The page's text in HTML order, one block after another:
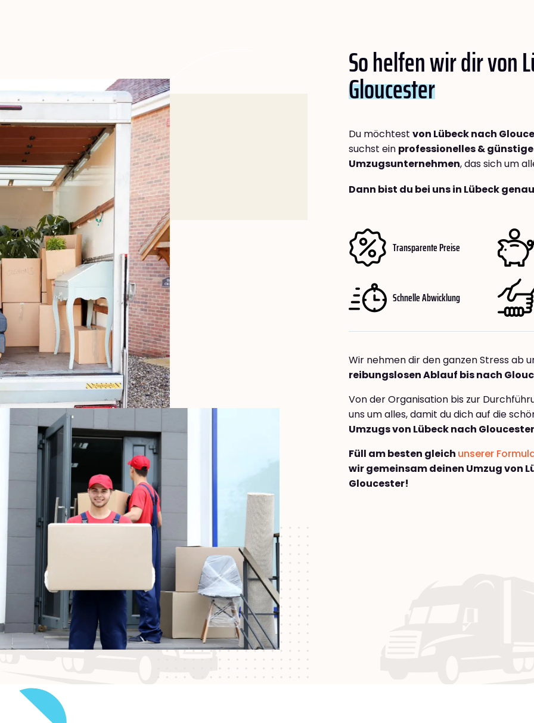
So helfen wir dir von
Gloucester
Du möchtest von Lübeck nach
suchst ein professionelles &
Umzugsunternehmen, das sich um
Dann bist du bei uns in Lübeck
Transparente Preise
Schnelle Abwicklung
Wir nehmen dir den ganzen Stress ab
reibungslosen Ablauf bis nach
Von der Organisation bis zur
uns um alles, damit du dich auf die
Umzugs von Lübeck nach Gloucester
Füll am besten gleich unserer
wir gemeinsam deinen Umzug von
Gloucester!